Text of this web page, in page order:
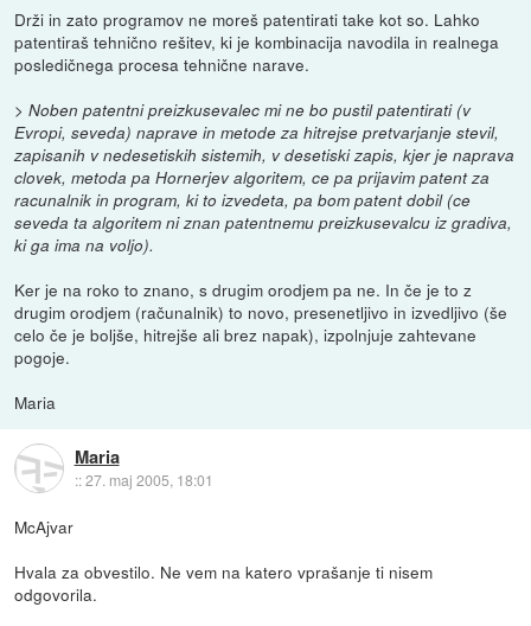
Drži in zato programov ne moreš patentirati take kot so. Lahko
patentiraš tehnično rešitev, ki je kombinacija navodila in realnega
posledičnega procesa tehnične narave.
> Noben patentni preizkusevalec mi ne bo pustil patentirati (v
Evropi, seveda) naprave in metode za hitrejse pretvarjanje stevil,
zapisanih v nedesetiskih sistemih, v desetiski zapis, kjer je naprava
clovek, metoda pa Hornerjev algoritem, ce pa prijavim patent za
racunalnik in program, ki to izvedeta, pa bom patent dobil (ce
seveda ta algoritem ni znan patentnemu preizkusevalcu iz gradiva,
ki ga ima na voljo).
Ker je na roko to znano, s drugim orodjem pa ne. In če je to z
drugim orodjem (računalnik) to novo, presenetljivo in izvedljivo (še
celo če je boljše, hitrejše ali brez napak), izpolnjuje zahtevane
pogoje.
Maria
Maria
::27. maj 2005, 18:01
McAjvar
Hvala za obvestilo. Ne vem na katero vprašanje ti nisem
odgovorila.